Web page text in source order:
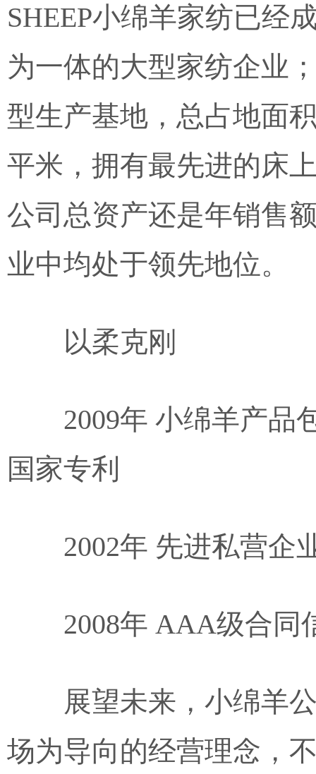
SHEEP小绵羊家纺已经
为一体的大型家纺企业
型生产基地，总占地面
平米，拥有最先进的床
公司总资产还是年销售
业中均处于领先地位。
以柔克刚
2009年 小绵羊产品
国家专利
2002年 先进私营企
2008年 AAA级合同
展望未来，小绵羊
场为导向的经营理念，